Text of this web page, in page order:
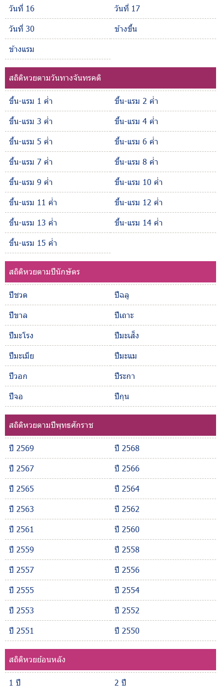
วันที่ 16
วันที่ 17
วันที่ 30
ข้างขึ้น
ข้างแรม
สถิติหวยตามวันทางจันทรคติ
ขึ้น-แรม 1 ค่ำ
ขึ้น-แรม 2 ค่ำ
ขึ้น-แรม 3 ค่ำ
ขึ้น-แรม 4 ค่ำ
ขึ้น-แรม 5 ค่ำ
ขึ้น-แรม 6 ค่ำ
ขึ้น-แรม 7 ค่ำ
ขึ้น-แรม 8 ค่ำ
ขึ้น-แรม 9 ค่ำ
ขึ้น-แรม 10 ค่ำ
ขึ้น-แรม 11 ค่ำ
ขึ้น-แรม 12 ค่ำ
ขึ้น-แรม 13 ค่ำ
ขึ้น-แรม 14 ค่ำ
ขึ้น-แรม 15 ค่ำ
สถิติหวยตามปีนักษัตร
ปีชวด
ปีฉลู
ปีขาล
ปีเถาะ
ปีมะโรง
ปีมะเส็ง
ปีมะเมีย
ปีมะแม
ปีวอก
ปีระกา
ปีจอ
ปีกุน
สถิติหวยตามปีพุทธศักราช
ปี 2569
ปี 2568
ปี 2567
ปี 2566
ปี 2565
ปี 2564
ปี 2563
ปี 2562
ปี 2561
ปี 2560
ปี 2559
ปี 2558
ปี 2557
ปี 2556
ปี 2555
ปี 2554
ปี 2553
ปี 2552
ปี 2551
ปี 2550
สถิติหวยย้อนหลัง
1 ปี
2 ปี